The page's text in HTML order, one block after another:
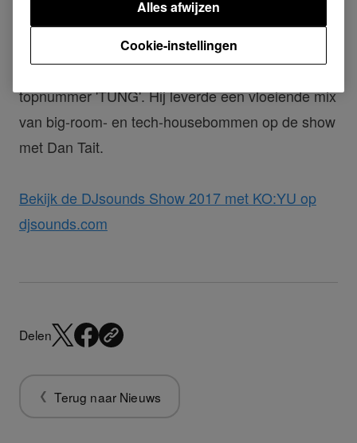
KO:YU is niet alleen een tech-houseveteraan,
maar ook dé man achter het legendarische
topnummer 'TUNG'. Hij leverde een vloeiende mix
van big-room- en tech-housebommen op de show
met Dan Tait.
Bekijk de DJsounds Show 2017 met KO:YU op
djsounds.com
Delen
Terug naar Nieuws
Cookie-instellingen
Alles afwijzen